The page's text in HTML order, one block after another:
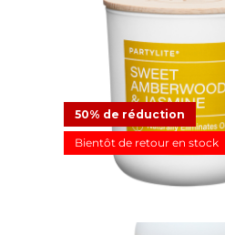
CHF 16.48 CHF 32.95
50% de réduction
Bientôt de retour en stock